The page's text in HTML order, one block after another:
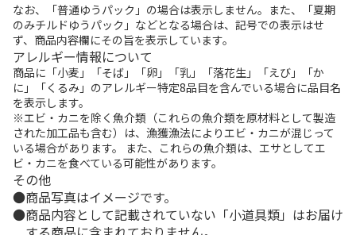
なお、「普通ゆうパック」の場合は表示しません。また、「夏期
のみチルドゆうパック」などとなる場合は、記号での表示はせ
ず、商品内容欄にその旨を表示しています。
アレルギー情報について
商品に「小麦」「そば」「卵」「乳」「落花生」「えび」「か
に」「くるみ」のアレルギー特定8品目を含んでいる場合に品目名
を表示します。
※エビ・カニを除く魚介類（これらの魚介類を原材料として製造
された加工品も含む）は、漁獲漁法によりエビ・カニが混じって
いる場合があります。 また、これらの魚介類は、エサとしてエ
ビ・カニを食べている可能性があります。
その他
商品写真はイメージです。
商品内容として記載されていない「小道具類」はお届け